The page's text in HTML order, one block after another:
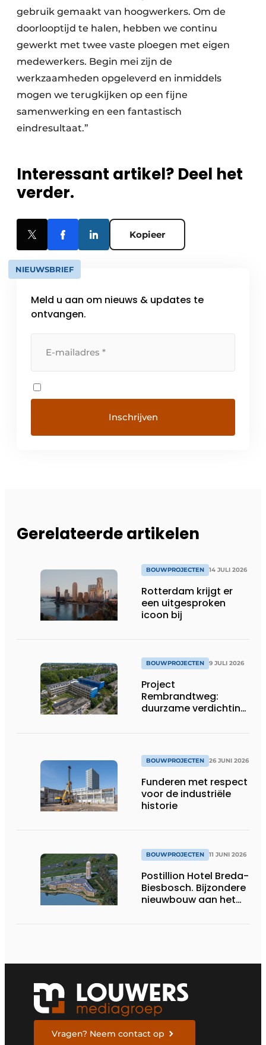
gebruik gemaakt van hoogwerkers. Om de
doorlooptijd te halen, hebben we continu
gewerkt met twee vaste ploegen met eigen
medewerkers. Begin mei zijn de
werkzaamheden opgeleverd en inmiddels
mogen we terugkijken op een fijne
samenwerking en een fantastisch
eindresultaat.”
Interessant artikel? Deel het
verder.
Kopieer
NIEUWSBRIEF
Meld u aan om nieuws & updates te
ontvangen.
Gerelateerde artikelen
BOUWPROJECTEN 14 JULI 2026
Rotterdam krijgt er
een uitgesproken
icoon bij
BOUWPROJECTEN 9 JULI 2026
Project
Rembrandtweg:
duurzame verdichting
BOUWPROJECTEN 26 JUNI 2026
Funderen met respect
voor de industriële
historie
BOUWPROJECTEN 11 JUNI 2026
Postillion Hotel Breda-
Biesbosch. Bijzondere
nieuwbouw aan het
Vragen? Neem contact op